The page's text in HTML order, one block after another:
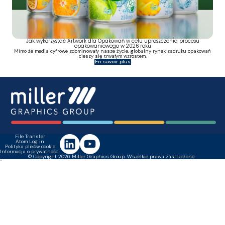
Jak wykorzystać Artwork dla Opakowań w celu uproszczenia procesu
opakowaniowego w 2026 roku
Mimo że media cyfrowe zdominowały nasze życie, globalny rynek zadruku opakowań
cieszy się trwałym wzrostem.
En savoir plus
File Transfer
Atom Log in
Polityka plików cookie
Informacja o prywatności
© Copyright 2026 Miller Graphics Group. Wszelkie prawa zastrzeżone.
``